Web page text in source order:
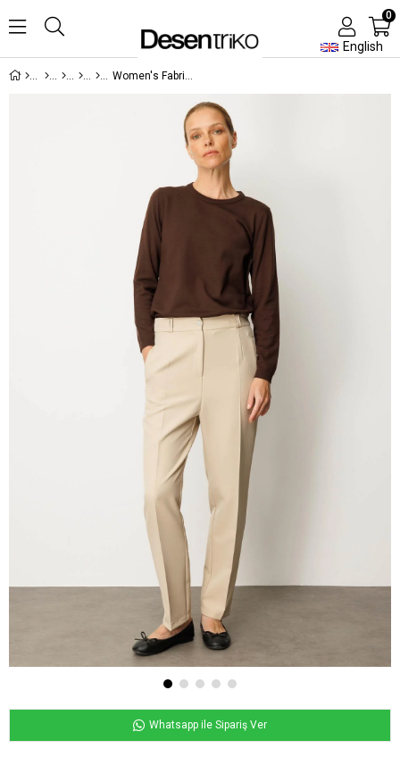
English
0
Women's Fabric Trousers with Pockets
Whatsapp ile Sipariş Ver